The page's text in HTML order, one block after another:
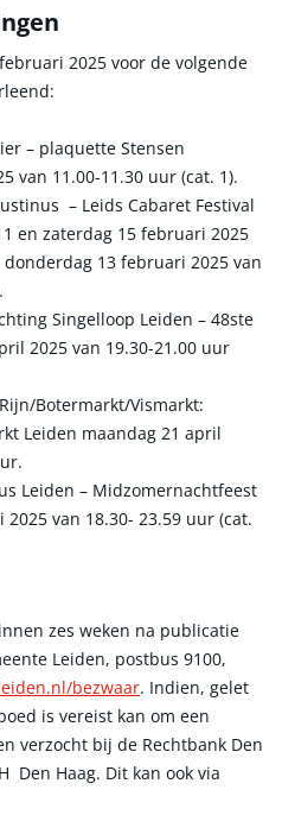
2025 voor de volgende
– plaquette Stensen
van 11.00-11.30 uur (cat. 1).
– Leids Cabaret Festival
en zaterdag 15 februari 2025
13 februari 2025 van
Singelloop Leiden – 48ste
2025 van 19.30-21.00 uur
Botermarkt/Vismarkt:
Leiden maandag 21 april
Leiden – Midzomernachtfeest
van 18.30- 23.59 uur (cat.
zes weken na publicatie
Leiden, postbus 9100,
bezwaar. Indien, gelet
is vereist kan om een
verzocht bij de Rechtbank Den
Den Haag. Dit kan ook via
link